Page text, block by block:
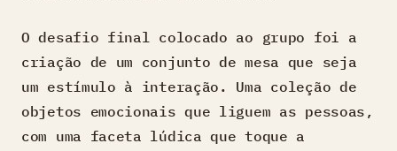
O desafio final colocado ao grupo foi a
criação de um conjunto de mesa que seja
um estímulo à interação. Uma coleção de
objetos emocionais que liguem as pessoas,
com uma faceta lúdica que toque a